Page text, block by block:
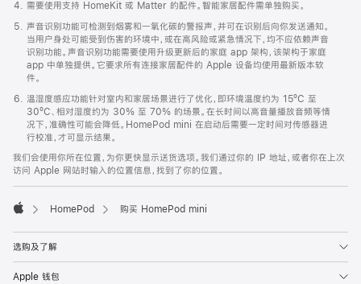
需要使用支持 HomeKit 或 Matter 的配件。智能家居配件需单独购买。
声音识别功能可检测到烟雾和一氧化碳的警报声，并可在识别后向你发送通知。
当用户身处可能受到伤害的环境中，或在高风险或紧急情况下，均不应依赖声音
识别功能。声音识别功能需要使用升级更新后的家庭 app 架构，该架构于家庭
app 中单独提供。它要求所有连接家居配件的 Apple 设备均使用最新版本软
件。
温湿度感应功能针对室内和家居场景进行了优化，即环境温度约为 15ºC 至
30ºC、相对湿度约为 30% 至 70% 的场景。在长时间以高音量播放音频等情
况下，准确性可能会降低。HomePod mini 在启动后需要一定时间对传感器进
行校准，才可显示结果。
我们会使用你所在位置，为你更快显示送货选项。我们通过你的 IP 地址，或者你在上次
访问 Apple 网站时输入的位置信息，找到了你的位置。
HomePod 购买 HomePod mini
选购及了解
Apple 钱包